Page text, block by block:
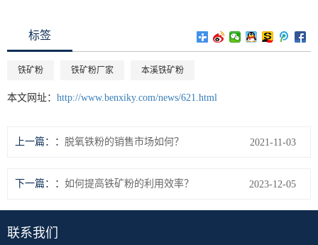
标签
铁矿粉 铁矿粉厂家 本溪铁矿粉
本文网址： http://www.benxiky.com/news/621.html
上一篇： 脱氧铁粉的销售市场如何？ 2021-11-03
下一篇： 如何提高铁矿粉的利用效率？ 2023-12-05
联系我们